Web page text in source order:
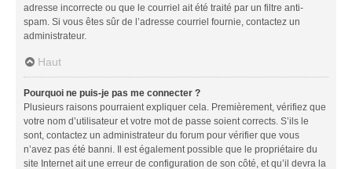
adresse incorrecte ou que le courriel ait été traité par un filtre anti-
spam. Si vous êtes sûr de l’adresse courriel fournie, contactez un
administrateur.
Haut
Pourquoi ne puis-je pas me connecter ?
Plusieurs raisons pourraient expliquer cela. Premièrement, vérifiez que
votre nom d’utilisateur et votre mot de passe soient corrects. S’ils le
sont, contactez un administrateur du forum pour vérifier que vous
n’avez pas été banni. Il est également possible que le propriétaire du
site Internet ait une erreur de configuration de son côté, et qu’il devra la